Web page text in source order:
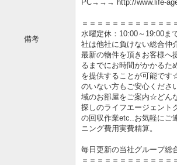
備考
PC→→→ http://www.life-
＝＝＝＝＝＝＝＝＝＝＝＝
水曜定休：10:00～19:00ま
社は他社に負けない総合仲
最新の物件を頂きお客様へ
るまでにお時間がかかるた
を提供することが可能で
のいない方もご安心くださ
域のお部屋をご案内☆どん
探しのライフエージェント
の回収作業etc..お気軽に
ニング費用実費精算。
毎日更新の当社グループ総
＝＝＝＝＝＝＝＝＝＝＝＝